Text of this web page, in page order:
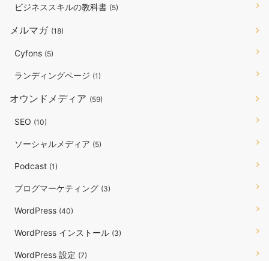
ビジネススキルの教科書 (5)
メルマガ (18)
Cyfons (5)
ランディングページ (1)
オウンドメディア (59)
SEO (10)
ソーシャルメディア (5)
Podcast (1)
ブログマーケティング (3)
WordPress (40)
WordPress インストール (3)
WordPress 設定 (7)